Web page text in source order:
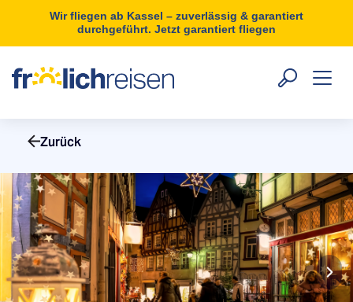
Wir fliegen ab Kassel – zuverlässig & garantiert
durchgeführt. Jetzt garantiert fliegen
Zurück